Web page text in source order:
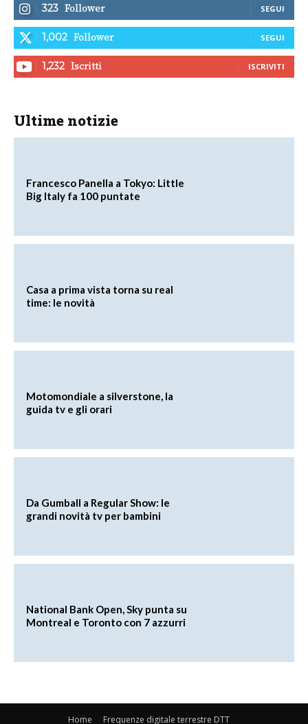
323 Follower SEGUI
1,002 Follower SEGUI
1,232 Iscritti ISCRIVITI
Ultime notizie
Francesco Panella a Tokyo: Little
Big Italy fa 100 puntate
Casa a prima vista torna su real
time: le novità
Motomondiale a silverstone, la
guida tv e gli orari
Da Gumball a Regular Show: le
grandi novità tv per bambini
National Bank Open, Sky punta su
Montreal e Toronto con 7 azzurri
Home Frequenze digitale terrestre DTT